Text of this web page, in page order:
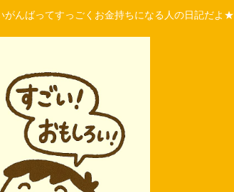
んばってすっごくお金持ちになる人の日記だよ★